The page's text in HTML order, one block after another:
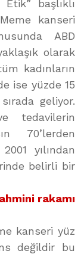
başlıklı
kanseri
ABD
olarak
kadınların
ise yüzde 15
geliyor.
tedavilerin
70’lerden
yılından
belirli bir
rakamı
kanseri yüz
değildir bu